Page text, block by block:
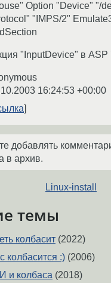
Option "Device" "/
"IMPS/2"
"InputDevice" в ASP
16:24:53 +00:00
добавлять
в архив.
Linux-install
темы
колбасит (2022)
колбасится :) (2006)
и колбаса (2018)